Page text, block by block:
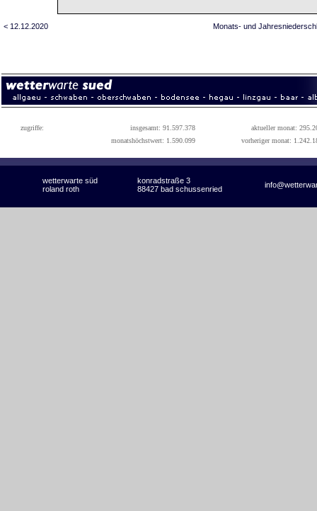
< 12.12.2020 Monats- und
zugriffe: insgesamt: 91.597.378
aktueller monat:
monatshöchstwert: 1.590.099
vorheriger monat:
wetterwarte süd konradstraße 3
roland roth 88427 bad schussenried